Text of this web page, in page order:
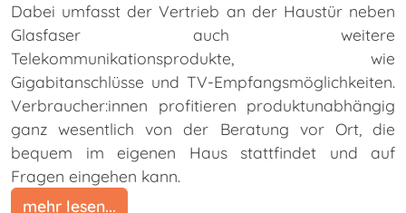
Dabei umfasst der Vertrieb an der Haustür neben
Glasfaser auch weitere
Telekommunikationsprodukte, wie
Gigabitanschlüsse und TV-Empfangsmöglichkeiten.
Verbraucher:innen profitieren produktunabhängig
ganz wesentlich von der Beratung vor Ort, die
bequem im eigenen Haus stattfindet und auf
Fragen eingehen kann.
mehr lesen...